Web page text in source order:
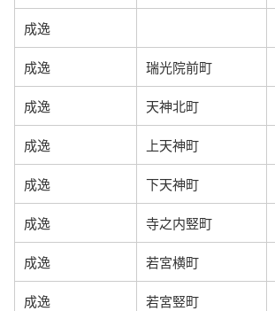
成逸
成逸 瑞光院前町
成逸 天神北町
成逸 上天神町
成逸 下天神町
成逸 寺之内竪町
成逸 若宮横町
成逸 若宮竪町